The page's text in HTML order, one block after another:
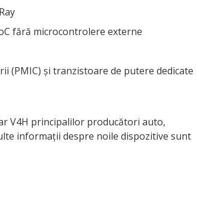
fără microcontrolere externe
(PMIC) și tranzistoare de putere dedicate
V4H principalilor producători auto,
informații despre noile dispozitive sunt